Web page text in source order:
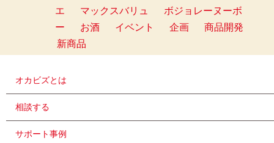
エ
マックスバリュ
ボジョレーヌーボ
ー
お酒 イベント 企画
商品開発
新商品
オカビズとは
相談する
サポート事例